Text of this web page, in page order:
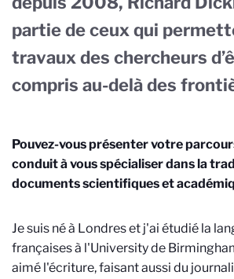
partie de ceux qui
travaux des chercheurs
compris au-delà des
Pouvez-vous présenter votre
conduit à vous spécialiser dans la
documents scientifiques et
Je suis né à Londres et j'ai étudié la
françaises à l'University de
aimé l'écriture, faisant aussi du